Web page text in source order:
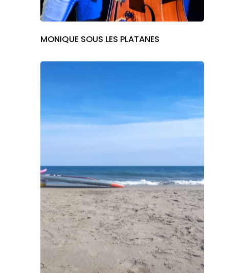
MONIQUE SOUS LES PLATANES